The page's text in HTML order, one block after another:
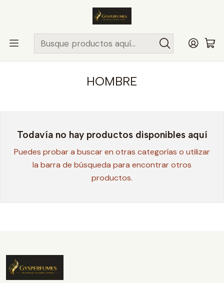
en compras hasta las 13Hrs, valido solo en
Comunas ..>>
Inicio PERFUMES Y COLONIAS BURBERRY HOMBRE
HOMBRE
Todavía no hay productos disponibles aquí
Puedes probar a buscar en otras categorías o utilizar
la barra de búsqueda para encontrar otros
productos.